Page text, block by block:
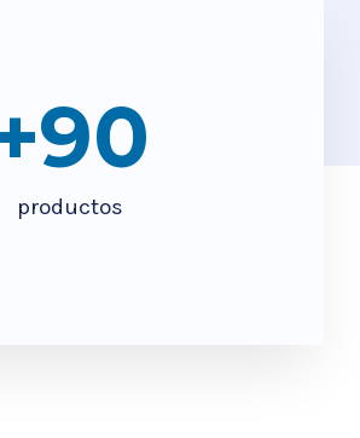
productos
90